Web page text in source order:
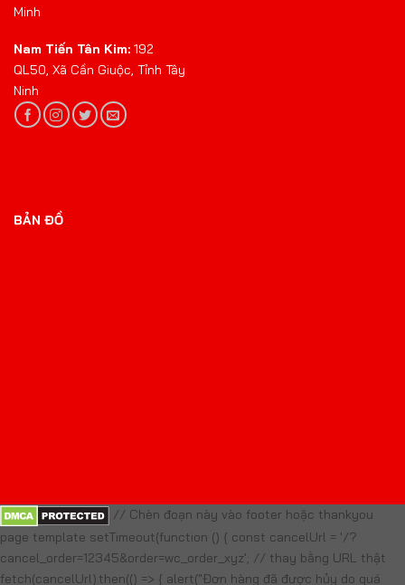
Minh
Nam Tiến Tân Kim: 192
QL50, Xã Cần Giuộc, Tỉnh Tây
Ninh
BẢN ĐỒ
// Chèn đoạn này vào footer hoặc thankyou
page template setTimeout(function () { const cancelUrl = '/?
cancel_order=12345&order=wc_order_xyz'; // thay bằng URL thật
fetch(cancelUrl).then(() => { alert("Đơn hàng đã được hủy do quá